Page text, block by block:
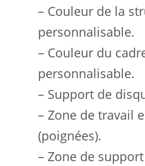
– Couleur de la
personnalisable.
– Couleur du
personnalisable.
– Support de
– Zone de travail
(poignées).
– Zone de